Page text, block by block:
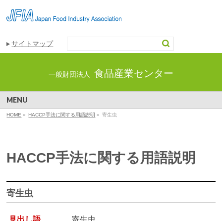
サイトマップ
一般財団法人 食品産業センター
MENU
HOME » HACCP手法に関する用語説明 » 寄生虫
HACCP手法に関する用語説明
寄生虫
見出し語 寄生虫